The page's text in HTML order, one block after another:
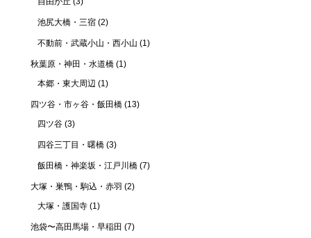
池尻大橋・三宿 (2)
不動前・武蔵小山・西小山 (1)
秋葉原・神田・水道橋 (1)
本郷・東大周辺 (1)
四ツ谷・市ヶ谷・飯田橋 (13)
四ツ谷 (3)
四谷三丁目・曙橋 (3)
飯田橋・神楽坂・江戸川橋 (7)
大塚・巣鴨・駒込・赤羽 (2)
大塚・護国寺 (1)
池袋〜高田馬場・早稲田 (7)